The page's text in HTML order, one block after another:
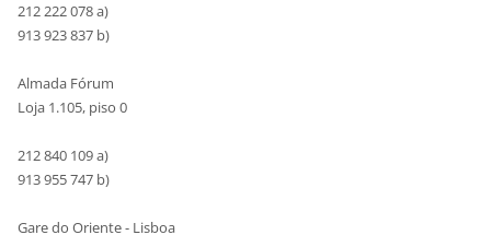
212 222 078 a)
913 923 837 b)
Almada Fórum
Loja 1.105, piso 0
212 840 109 a)
913 955 747 b)
Gare do Oriente - Lisboa